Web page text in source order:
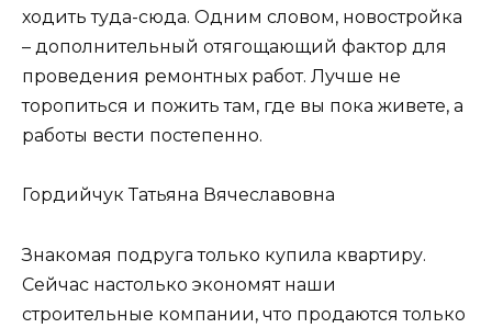
ходить туда-сюда. Одним словом, новостройка
– дополнительный отягощающий фактор для
проведения ремонтных работ. Лучше не
торопиться и пожить там, где вы пока живете, а
работы вести постепенно.
Гордийчук Татьяна Вячеславовна
Знакомая подруга только купила квартиру.
Сейчас настолько экономят наши
строительные компании, что продаются только